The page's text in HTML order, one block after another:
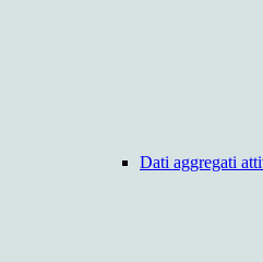
Dati aggregati